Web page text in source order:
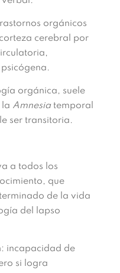
orgánicos
cerebral por
orgánica, suele
la Amnesiatemporal
ser transitoria.
a todos los
que
de la vida
del lapso
incapacidad de
si logra